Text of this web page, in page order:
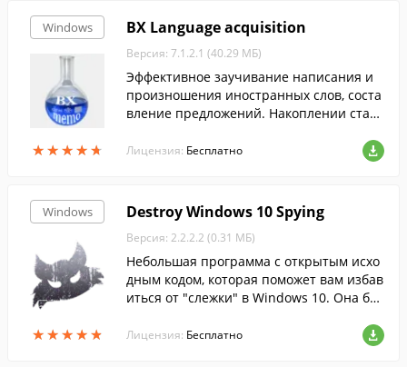
Windows
★★★★★
★★★★★
BX Language acquisition
Версия: 7.1.2.1 (40.29 МБ)
Эффективное заучивание написания и
произношения иностранных слов, соста
вление предложений. Накоплении стати
ммы. Повторение по методике Эббингау
Лицензия: Бесплатно
Windows
★★★★★
★★★★★
Destroy Windows 10 Spying
Версия: 2.2.2.2 (0.31 МБ)
Небольшая программа с открытым исхо
дным кодом, которая поможет вам избав
иться от "слежки" в Windows 10. Она бы
ры телеметрии, отвечающие за отслежи
Лицензия: Бесплатно